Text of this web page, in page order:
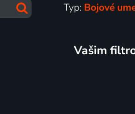
Typ: Bojové
Vašim